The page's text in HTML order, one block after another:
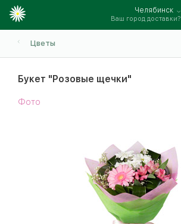
Челябинск
Ваш город доставки?
Цветы
Букет "Розовые щечки"
Фото